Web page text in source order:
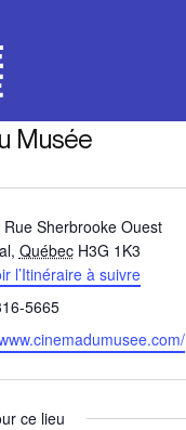
Musée
Rue Sherbrooke Ouest
, Québec H3G 1K3
l’Itinéraire à suivre
5665
ce lieu